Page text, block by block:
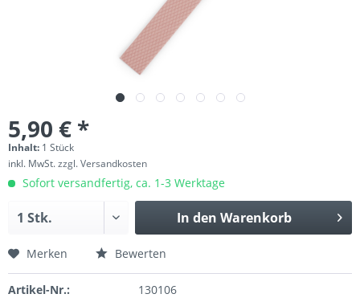
5,90 € *
Inhalt: 1 Stück
inkl. MwSt.zzgl. Versandkosten
Sofort versandfertig, ca. 1-3 Werktage
In den Warenkorb
Merken Bewerten
Artikel-Nr.:
130106